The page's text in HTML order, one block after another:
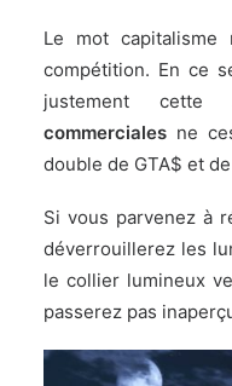
Le mot capitalisme
compétition. En ce
justement
commerciales ne
double de GTA$ et de
Si vous parvenez à
déverrouillerez les
le collier lumineux
passerez pas